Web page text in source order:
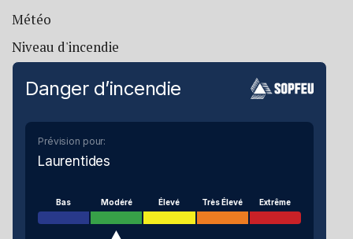
Météo
Niveau d'incendie
Danger d’incendie
Prévision pour:
Laurentides
Bas Modéré Élevé Très Élevé Extrême